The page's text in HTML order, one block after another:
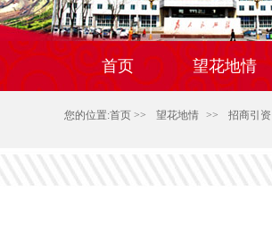
首页 望花地情
您的位置:首页 >> 望花地情 >> 招商引资